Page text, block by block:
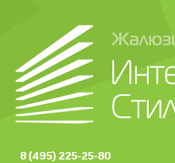
8 (495) 225-25-80